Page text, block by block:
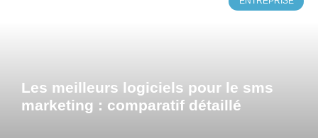
Les meilleurs logiciels pour le sms
marketing : comparatif détaillé